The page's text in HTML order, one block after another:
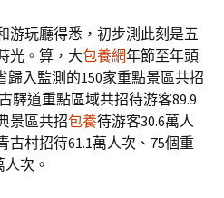
游玩廳得悉，初步測此刻是五
光。算，大包養網年節至年頭
歸入監測的150家重點景區共招
驛道重點區域共招待游客89.9
景區共招包養待游客30.6萬人
古村招待61.1萬人次、75個重
次。